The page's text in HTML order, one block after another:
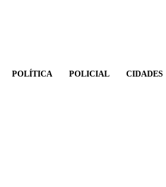
POLÍTICA POLICIAL CIDADES